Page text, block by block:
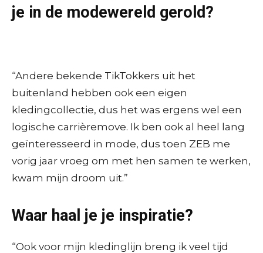
je in de modewereld gerold?
“Andere bekende TikTokkers uit het
buitenland hebben ook een eigen
kledingcollectie, dus het was ergens wel een
logische carrièremove. Ik ben ook al heel lang
geïnteresseerd in mode, dus toen ZEB me
vorig jaar vroeg om met hen samen te werken,
kwam mijn droom uit.”
Waar haal je je inspiratie?
“Ook voor mijn kledinglijn breng ik veel tijd